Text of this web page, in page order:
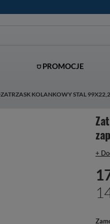
⛉ PROMOCJE
ZATRZASK KOLANKOWY STAL
+